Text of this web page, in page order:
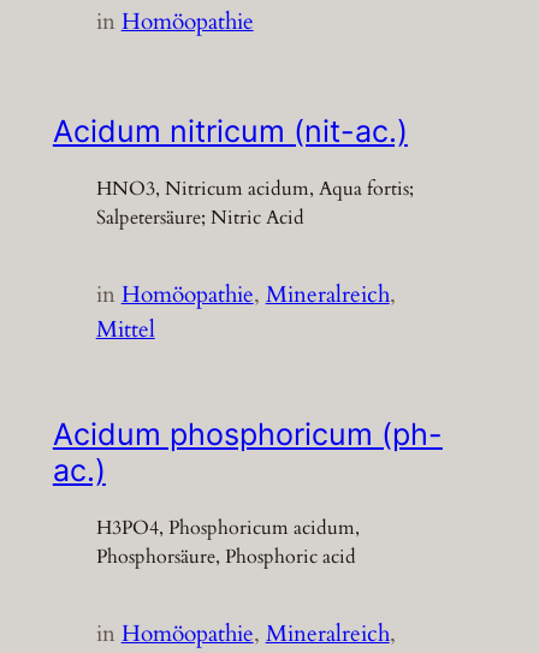
inHomöopathie
Acidum nitricum (nit-ac.)
HNO3, Nitricum acidum, Aqua fortis;
Salpetersäure; Nitric Acid
inHomöopathie, Mineralreich
Mittel
Acidum phosphoricum (ph-
ac.)
H3PO4, Phosphoricum acidum,
Phosphorsäure, Phosphoric acid
inHomöopathie, Mineralreich